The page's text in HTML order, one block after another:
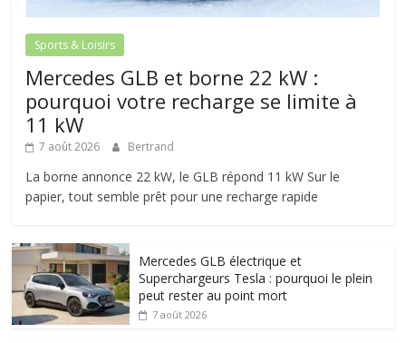
Sports & Loisirs
Mercedes GLB et borne 22 kW :
pourquoi votre recharge se limite à
11 kW
7 août 2026 Bertrand
La borne annonce 22 kW, le GLB répond 11 kW Sur le
papier, tout semble prêt pour une recharge rapide
Mercedes GLB électrique et
Superchargeurs Tesla : pourquoi le plein
peut rester au point mort
7 août 2026